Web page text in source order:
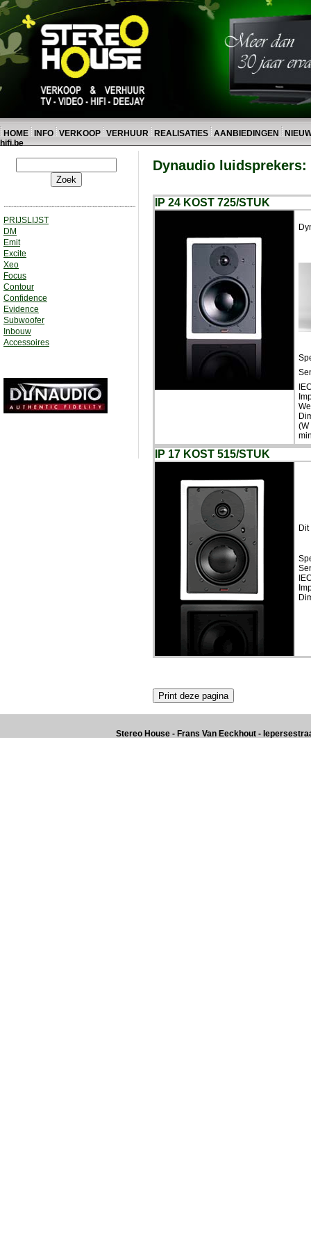
HOME INFO VERKOOP VERHUUR REALISATIES AANBIEDINGEN
hifi.be
PRIJSLIJST
DM
Emit
Excite
Xeo
Focus
Contour
Confidence
Evidence
Subwoofer
Inbouw
Accessoires
Dynaudio luidsprekers:
IP 24 KOST 725/STUK
(W
IP 17 KOST 515/STUK
Stereo House - Frans Van Eeckhout -